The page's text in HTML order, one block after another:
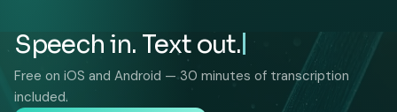
Speech in. Text out.
Free on iOS and Android — 30 minutes of transcription
included.